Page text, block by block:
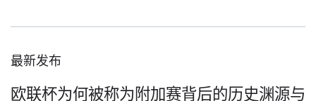
最新发布
欧联杯为何被称为附加赛背后的历史渊源与